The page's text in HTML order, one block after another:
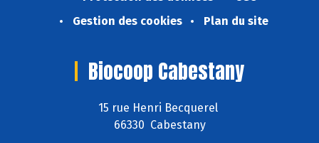
Gestion des cookies
Plan du site
Biocoop Cabestany
15 rue Henri Becquerel
66330 Cabestany